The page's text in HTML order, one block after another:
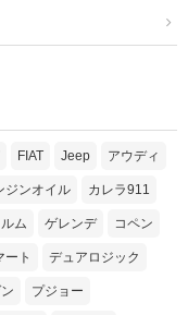
FIAT Jeep アウディ
ジンオイル カレラ911
ム ゲレンデ コペン
ート デュアロジック
プジョー